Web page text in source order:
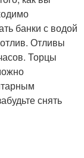
банки с водой
Отливы
Торцы
снять